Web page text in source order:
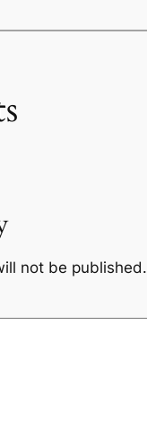
not be published.